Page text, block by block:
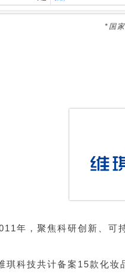
*国
年，聚焦科研创新、可
琪科技共计备案15款化妆